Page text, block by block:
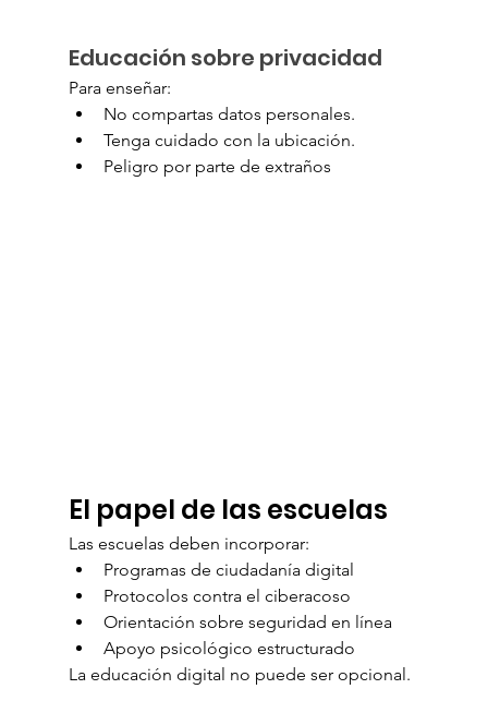
Educación sobre privacidad
Para enseñar:
No compartas datos personales.
Tenga cuidado con la ubicación.
Peligro por parte de extraños
El papel de las escuelas
Las escuelas deben incorporar:
Programas de ciudadanía digital
Protocolos contra el ciberacoso
Orientación sobre seguridad en línea
Apoyo psicológico estructurado
La educación digital no puede ser opcional.